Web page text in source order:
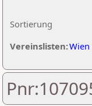
Sortierung
Vereinslisten:Wien